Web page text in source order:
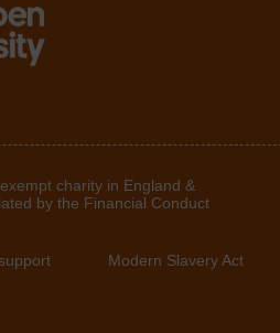
charity in England &
by the Financial Conduct
Modern Slavery Act